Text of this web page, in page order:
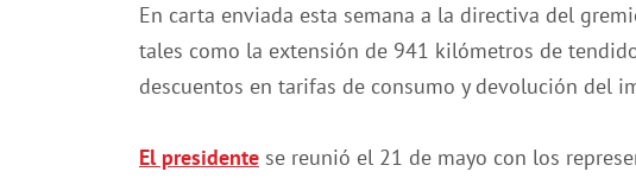
En carta enviada esta semana a la directiva del
tales como la extensión de 941 kilómetros de
descuentos en tarifas de consumo y devolución del
El presidente se reunió el 21 de mayo con los